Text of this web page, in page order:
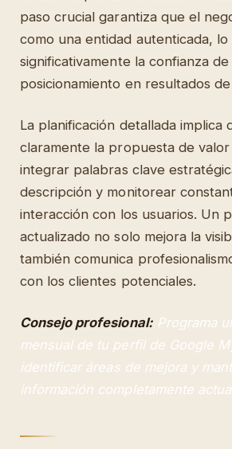
paso crucial garantiza que el
como una entidad autenticada, lo
significativamente la confianza
posicionamiento en resultados
La planificación detallada implica
claramente la propuesta de
integrar palabras clave
descripción y monitorear
interacción con los usuarios. Un
actualizado no solo mejora la
también comunica
con los clientes potenciales.
Consejo profesional: Programa
mensual de tu perfil de Google
identificar áreas de mejora y
información completamente